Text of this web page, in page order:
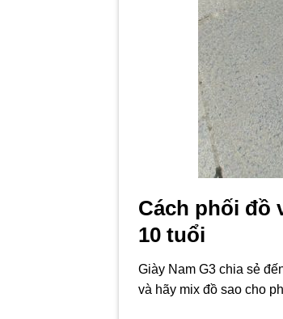
Cách phối đồ
10 tuổi
Giày Nam G3 chia sẻ
và hãy mix đồ sao cho